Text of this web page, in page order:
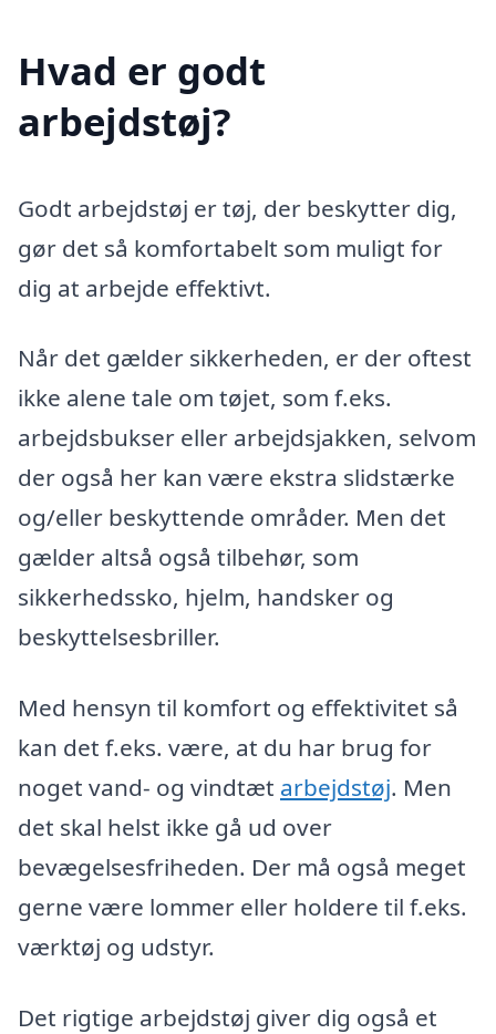
Hvad er godt
arbejdstøj?
Godt arbejdstøj er tøj, der beskytter dig,
gør det så komfortabelt som muligt for
dig at arbejde effektivt.
Når det gælder sikkerheden, er der oftest
ikke alene tale om tøjet, som f.eks.
arbejdsbukser eller arbejdsjakken, selvom
der også her kan være ekstra slidstærke
og/eller beskyttende områder. Men det
gælder altså også tilbehør, som
sikkerhedssko, hjelm, handsker og
beskyttelsesbriller.
Med hensyn til komfort og effektivitet så
kan det f.eks. være, at du har brug for
noget vand- og vindtæt arbejdstøj. Men
det skal helst ikke gå ud over
bevægelsesfriheden. Der må også meget
gerne være lommer eller holdere til f.eks.
værktøj og udstyr.
Det rigtige arbejdstøj giver dig også et